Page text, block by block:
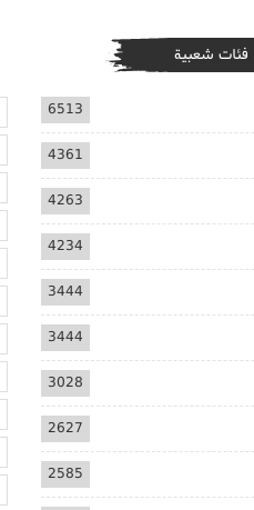
فئات شعبية
6513
4361
4263
4234
3444
3444
3028
2627
2585